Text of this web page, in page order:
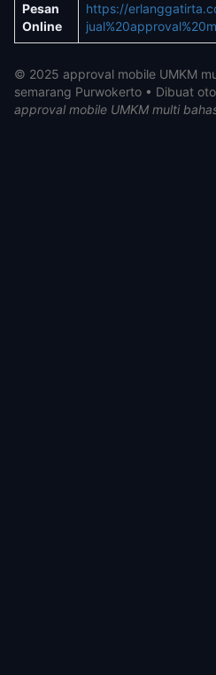
Pesan
Online
https://
© 2025 approval mobile UMKM
semarang Purwokerto • Dibuat
approval mobile UMKM multi